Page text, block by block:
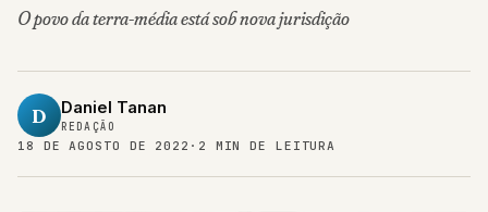
O povo da terra-média está sob nova jurisdição
D Daniel Tanan
REDAÇÃO
18 DE AGOSTO DE 2022 · 2 MIN DE LEITURA